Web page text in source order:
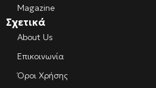
Magazine
Σχετικά
About Us
Επικοινωνία
Όροι Χρήσης